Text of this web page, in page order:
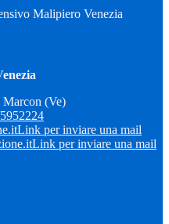
Malipiero Venezia
(Ve)
Link per inviare una mail
Link per inviare una mail